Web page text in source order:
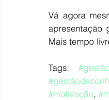
Vá agora
apresentação
Mais tempo
Tags:
#motivação,